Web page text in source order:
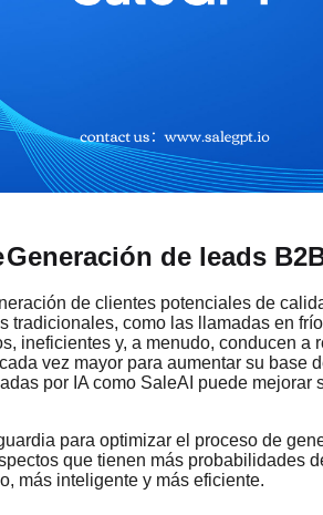
Generación de leads
de clientes potenciales de
tradicionales, como las llamadas en
ineficientes y, a menudo, conducen a
vez mayor para aumentar su base
por IA como SaleAI puede mejorar
para optimizar el proceso de
que tienen más probabilidades
más inteligente y más eficiente.